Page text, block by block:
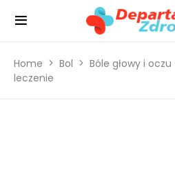
Home Bol
Bóle głowy i
leczenie